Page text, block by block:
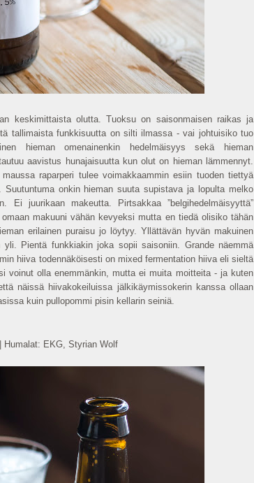
keskimittaista olutta. Tuoksu on saisonmaisen raikas ja
tallimaista funkkisuutta on silti ilmassa - vai johtuisiko tuo
hieman omenainenkin hedelmäisyys sekä hieman
aavistus hunajaisuutta kun olut on hieman lämmennyt.
raparperi tulee voimakkaammin esiin tuoden tiettyä
onkin hieman suuta supistava ja lopulta melko
Ei juurikaan makeutta. Pirtsakkaa ”belgihedelmäisyyttä”
makuuni vähän kevyeksi mutta en tiedä olisiko tähän
erilainen puraisu jo löytyy. Yllättävän hyvän makuinen
yli. Pientä funkkiakin joka sopii saisoniin. Grande näemmä
hiiva todennäköisesti on mixed fermentation hiiva eli sieltä
voinut olla enemmänkin, mutta ei muita moitteita - ja kuten
näissä hiivakokeiluissa jälkikäymissokerin kanssa ollaan
kuin pullopommi pisin kellarin seiniä.
Humalat: EKG, Styrian Wolf